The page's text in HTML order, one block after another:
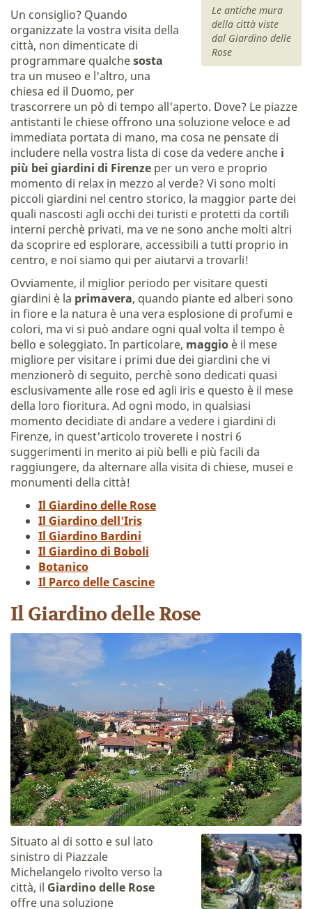
Le antiche mura
della città viste
dal Giardino delle
Rose
Un consiglio? Quando
organizzate la vostra visita della
città, non dimenticate di
programmare qualchesosta
tra un museo e l'altro, una
chiesa ed il Duomo, per
trascorrere un pò di tempo all'aperto. Dove? Le piazze
antistanti le chiese offrono una soluzione veloce e ad
immediata portata di mano, ma cosa ne pensate di
includere nella vostra lista di cose da vedere anche i
più bei giardini di Firenze per un vero e proprio
momento di relax in mezzo al verde? Vi sono molti
piccoli giardini nel centro storico, la maggior parte dei
quali nascosti agli occhi dei turisti e protetti da cortili
interni perchè privati, ma ve ne sono anche molti altri
da scoprire ed esplorare, accessibili a tutti proprio in
centro, e noi siamo qui per aiutarvi a trovarli!
Ovviamente, il miglior periodo per visitare questi
giardini è la primavera, quando piante ed alberi sono
in fiore e la natura è una vera esplosione di profumi e
colori, ma vi si può andare ogni qual volta il tempo è
bello e soleggiato. In particolare, maggio è il mese
migliore per visitare i primi due dei giardini che vi
menzionerò di seguito, perchè sono dedicati quasi
esclusivamente alle rose ed agli iris e questo è il mese
della loro fioritura. Ad ogni modo, in qualsiasi
momento decidiate di andare a vedere i giardini di
Firenze, in quest'articolo troverete i nostri 6
suggerimenti in merito ai più belli e più facili da
raggiungere, da alternare alla visita di chiese, musei e
monumenti della città!
Il Giardino delle Rose
Il Giardino dell'Iris
Il Giardino Bardini
Il Giardino di Boboli
Botanico
Il Parco delle Cascine
Il Giardino delle Rose
Situato al di sotto e sul lato
sinistro di Piazzale
Michelangelo rivolto verso la
città, il Giardino delle Rose
offre una soluzione